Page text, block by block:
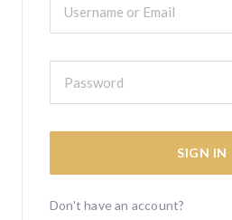
SIGN IN
Don't have an account?